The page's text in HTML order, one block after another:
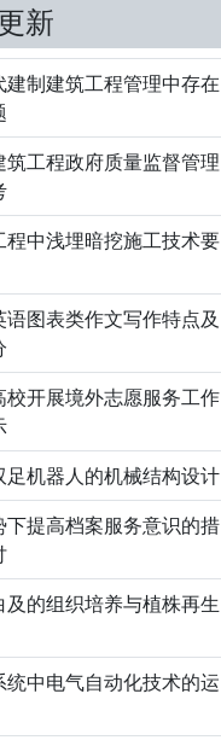
新
建制建筑工程管理中存在
筑工程政府质量监督管理
程中浅埋暗挖施工技术要
语图表类作文写作特点及
校开展境外志愿服务工作
足机器人的机械结构设计
下提高档案服务意识的措
及的组织培养与植株再生
统中电气自动化技术的运